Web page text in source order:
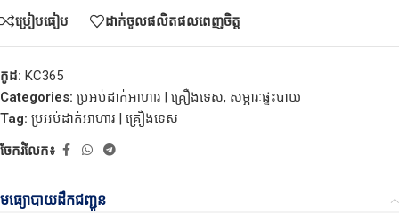
ប្រៀបធៀប ដាក់ចូលផលិតផលពេញចិត្ត
កូដ: KC365
Categories: ប្រអប់ដាក់អាហារ | គ្រឿងទេស, សម្ភារៈផ្ទះបាយ
Tag: ប្រអប់ដាក់អាហារ | គ្រឿងទេស
ចែករំលែក៖
មធ្យោបាយដឹកជញ្ជូន